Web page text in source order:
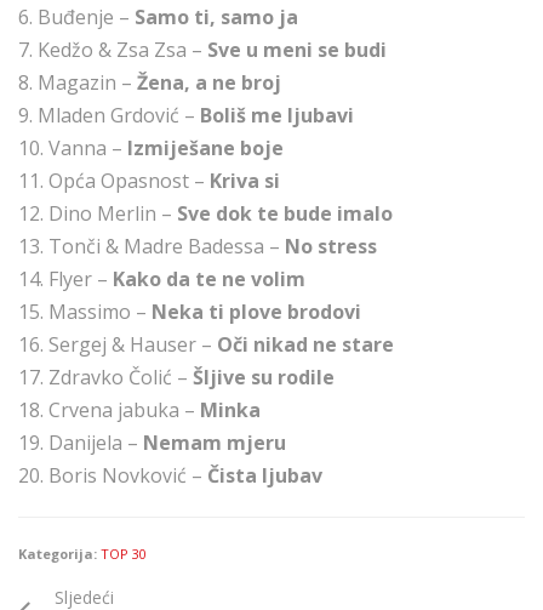
6. Buđenje – Samo ti, samo ja
7. Kedžo & Zsa Zsa – Sve u meni se budi
8. Magazin – Žena, a ne broj
9. Mladen Grdović – Boliš me ljubavi
10. Vanna – Izmiješane boje
11. Opća Opasnost – Kriva si
12. Dino Merlin – Sve dok te bude imalo
13. Tonči & Madre Badessa – No stress
14. Flyer – Kako da te ne volim
15. Massimo – Neka ti plove brodovi
16. Sergej & Hauser – Oči nikad ne stare
17. Zdravko Čolić – Šljive su rodile
18. Crvena jabuka – Minka
19. Danijela – Nemam mjeru
20. Boris Novković – Čista ljubav
Kategorija: TOP 30
Sljedeći